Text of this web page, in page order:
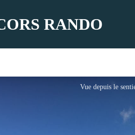
RANDO
Vue depuis le